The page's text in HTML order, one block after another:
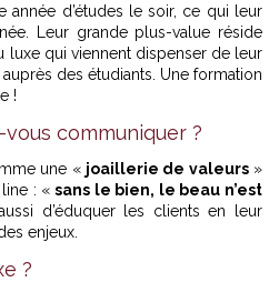
année d’études le soir, ce qui leur
Leur grande plus-value réside
luxe qui viennent dispenser de leur
des étudiants. Une formation
!
communiquer ?
une « joaillerie de valeurs»
: « sans le bien, le beau n’est
d’éduquer les clients en leur
enjeux.
?